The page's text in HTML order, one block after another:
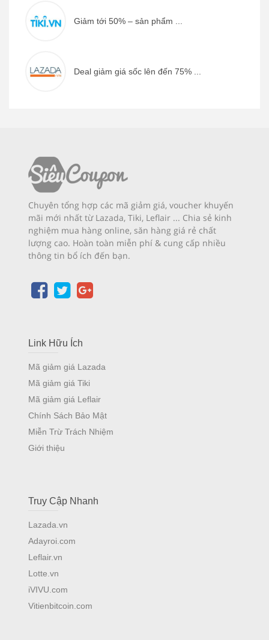
Giảm tới 50% – sản phẩm ...
Deal giảm giá sốc lên đến 75% ...
Chuyên tổng hợp các mã giảm giá, voucher khuyến
mãi mới nhất từ Lazada, Tiki, Leflair ... Chia sẻ kinh
nghiệm mua hàng online, săn hàng giá rẻ chất
lượng cao. Hoàn toàn miễn phí & cung cấp nhiều
thông tin bổ ích đến bạn.
Link Hữu Ích
Mã giảm giá Lazada
Mã giảm giá Tiki
Mã giảm giá Leflair
Chính Sách Bảo Mật
Miễn Trừ Trách Nhiệm
Giới thiệu
Truy Cập Nhanh
Lazada.vn
Adayroi.com
Leflair.vn
Lotte.vn
iVIVU.com
Vitienbitcoin.com